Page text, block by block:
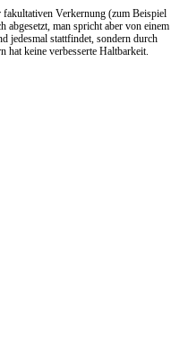
fakultativen Verkernung (zum Beispiel
man spricht aber von einem
jedesmal stattfindet, sondern durch
hat keine verbesserte Haltbarkeit.